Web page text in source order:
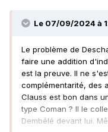
Le 07/09/2024 à
Le problème de
faire une addition
est la preuve. Il ne
complémentarité, des
Clauss est bon dans
type Coman ? Il le
Dembélé devant lui.